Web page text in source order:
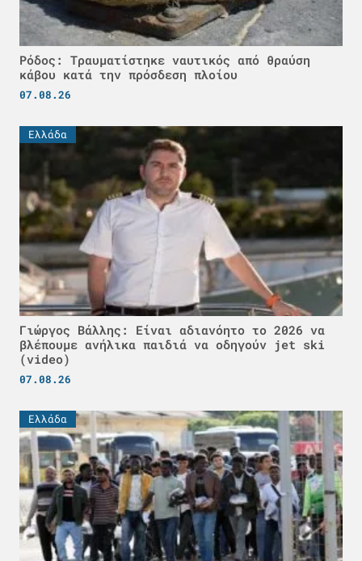
Ρόδος: Τραυματίστηκε ναυτικός από θραύση
κάβου κατά την πρόσδεση πλοίου
07.08.26
Ελλάδα
Γιώργος Βάλλης: Είναι αδιανόητο το 2026 να
βλέπουμε ανήλικα παιδιά να οδηγούν jet ski
(video)
07.08.26
Ελλάδα